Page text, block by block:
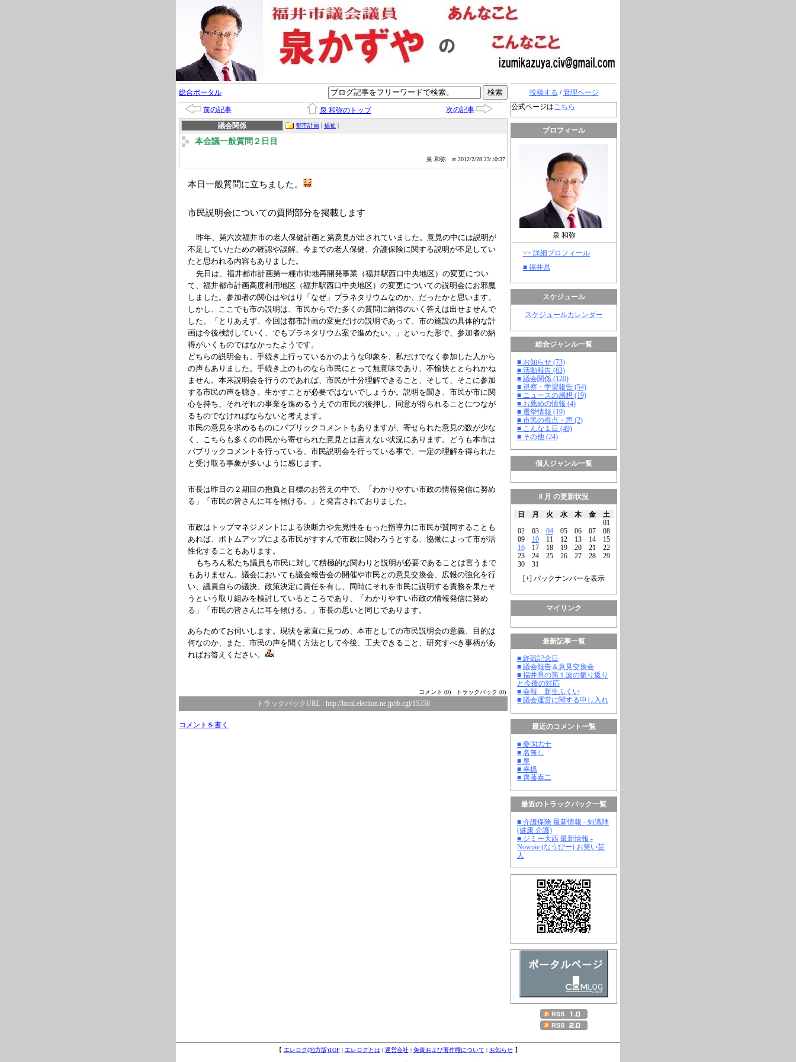
投稿する /管理ページ
公式ページはこちら
プロフィール
泉 和弥
>> 詳細プロフィール
■ 福井県
スケジュール
スケジュールカレンダー
総合ジャンル一覧
■ お知らせ (73)
■ 活動報告 (63)
■ 議会関係 (120)
■ 視察・学習報告 (54)
■ ニュースの感想 (19)
■ お薦めの情報 (4)
■ 選挙情報 (19)
■ 市民の視点・声 (2)
■ こんな１日 (49)
■ その他 (24)
個人ジャンル一覧
8 月 の更新状況
日 月 火 水 木 金
土
01
02
03 04 05 06 07
08
09
10 11 12 13 14
15
16
17 18 19 20 21
22
23
24 25 26 27 28
29
30
31
[+] バックナンバーを表示
マイリンク
最新記事一覧
■ 終戦記念日
■ 議会報告＆意見交換会
■ 福井県の第１波の振り返り
と今後の対応
■ 会報 新生ふくい
■ 議会運営に関する申し入れ
最近のコメント一覧
■ 憂国志士
■ 名無し
■ 泉
■ 幸橋
■ 齊藤泰二
最近のトラックバック一覧
■ 介護保険 最新情報 - 知識陣
(健康 介護)
■ ジミー大西 最新情報 -
Nowpie (なうぴー) お笑い芸
人
総合ポータル
前の記事 泉 和弥のトップ
次の記事
議会関係
都市計画 | 福祉 |
本会議一般質問２日目
泉 和弥 at 2012/2/28 23:10:37
本日一般質問に立ちました。
市民説明会についての質問部分を掲載します
昨年、第六次福井市の老人保健計画と第意見が出されていました。意見の中には説明が
不足していたための確認や誤解、今までの老人保健、介護保険に関する説明が不足してい
たと思われる内容もありました。
先日は、福井都市計画第一種市街地再開発事業（福井駅西口中央地区）の変更につい
て、福井都市計画高度利用地区（福井駅西口中央地区）の変更についての説明会にお邪魔
しました。参加者の関心はやはり「なぜ」プラネタリウムなのか、だったかと思います。
しかし、ここでも市の説明は、市民からでた多くの質問に納得のいく答えは出せませんで
した。「とりあえず、今回は都市計画の変更だけの説明であって、市の施設の具体的な計
画は今後検討していく、でもプラネタリウム案で進めたい。」といった形で、参加者の納
得がいくものではなかったようです。
どちらの説明会も、手続き上行っているかのような印象を、私だけでなく参加した人から
の声もありました。手続き上のものなら市民にとって無意味であり、不愉快ととられかね
ません。本来説明会を行うのであれば、市民が十分理解できること、そして、そこに参加
する市民の声を聴き、生かすことが必要ではないでしょうか。説明を聞き、市民が市に関
心を持ち、それぞれの事業を進めるうえでの市民の後押し、同意が得られることにつなが
るものでなければならないと考えます。
市民の意見を求めるものにパブリックコメントもありますが、寄せられた意見の数が少な
く、こちらも多くの市民から寄せられた意見とは言えない状況にあります。どうも本市は
パブリックコメントを行っている、市民説明会を行っている事で、一定の理解を得られた
と受け取る事象が多いように感じます。
市長は昨日の２期目の抱負と目標のお答えの中で、「わかりやすい市政の情報発信に努め
る」「市民の皆さんに耳を傾ける。」と発言されておりました。
市政はトップマネジメントによる決断力や先見性をもった指導力に市民が賛同することも
あれば、ボトムアップによる市民がすすんで市政に関わろうとする、協働によって市が活
性化することもあります。
もちろん私たち議員も市民に対して積極的な関わりと説明が必要であることは言うまで
もありません。議会においても議会報告会の開催や市民との意見交換会、広報の強化を行
い、議員自らの議決、政策決定に責任を有し、同時にそれを市民に説明する責務を果たそ
うという取り組みを検討しているところであり、
「わかりやすい市政の情報発信に努め
る」「市民の皆さんに耳を傾ける。」市長の思いと同じであります。
あらためてお伺いします。現状を素直に見つめ、本市としての市民説明会の意義、目的は
何なのか、また、市民の声を聞く方法として今後、工夫できること、研究すべき事柄があ
ればお答えください。
コメント (0) トラックバック (0)
トラックバックURL : http://local.election.ne.jp/tb.cgi/15358
コメントを書く
【 エレログ(地方版)TOP | エレログとは | 運営会社| 免責および著作権について | お知らせ】